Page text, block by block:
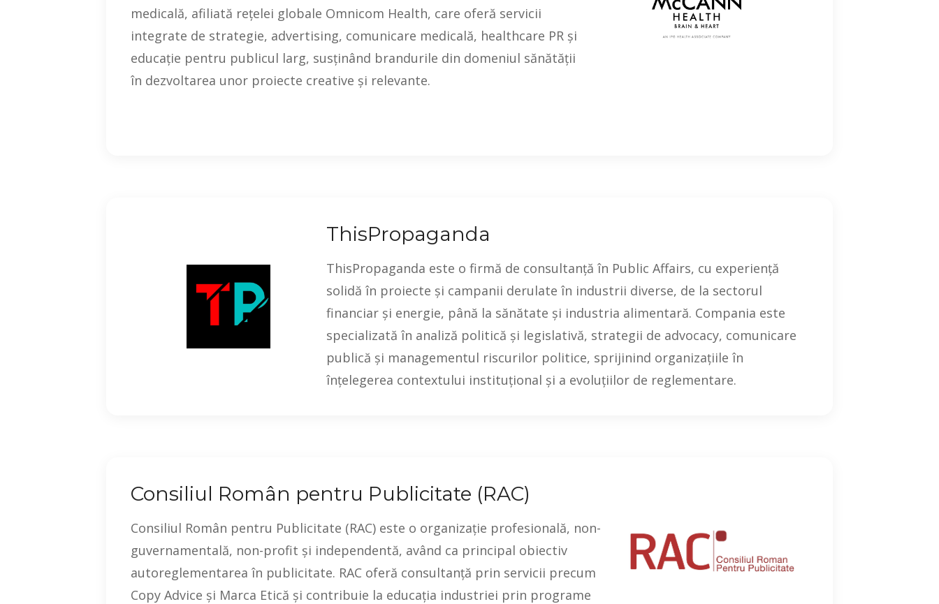
medicală, afiliată rețelei globale Omnicom Health, care oferă servicii
integrate de strategie, advertising, comunicare medicală, healthcare PR și
educație pentru publicul larg, susținând brandurile din domeniul sănătății
în dezvoltarea unor proiecte creative și relevante.
ThisPropaganda
ThisPropaganda este o firmă de consultanță în Public Affairs, cu experiență
solidă în proiecte și campanii derulate în industrii diverse, de la sectorul
financiar și energie, până la sănătate și industria alimentară. Compania este
specializată în analiză politică și legislativă, strategii de advocacy, comunicare
publică și managementul riscurilor politice, sprijinind organizațiile în
înțelegerea contextului instituțional și a evoluțiilor de reglementare.
Consiliul Român pentru Publicitate (RAC)
Consiliul Român pentru Publicitate (RAC) este o organizație profesională, non-
guvernamentală, non-profit și independentă, având ca principal obiectiv
autoreglementarea în publicitate. RAC oferă consultanță prin servicii precum
Copy Advice și Marca Etică și contribuie la educația industriei prin programe